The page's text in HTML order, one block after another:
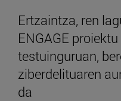
Ertzaintza, ren
ENGAGE
testuinguruan,
ziberdelituaren
da